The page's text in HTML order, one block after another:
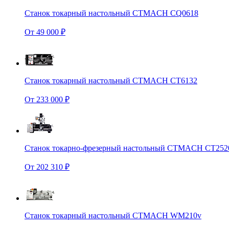
Станок токарный настольный CTMACH CQ0618
От 49 000 ₽
Станок токарный настольный CTMACH CT6132
От 233 000 ₽
Станок токарно-фрезерный настольный CTMACH
От 202 310 ₽
Станок токарный настольный CTMACH WM210v